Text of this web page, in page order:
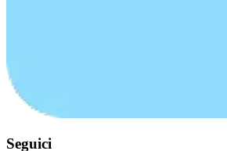
Seguici